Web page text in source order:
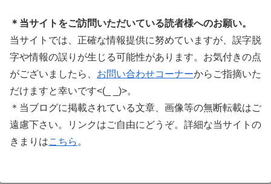
＊当サイトをご訪問いただいている読者様へのお願い。
当サイトでは、正確な情報提供に努めていますが、誤字脱
字や情報の誤りが生じる可能性があります。お気付きの点
がございましたら、 お問い合わせコーナーからご指摘いた
だけますと幸いです<(_ _)>。
＊当ブログに掲載されている文章、画像等の無断転載はご
遠慮下さい。リンクはご自由にどうぞ。詳細な当サイトの
きまりはこちら 。